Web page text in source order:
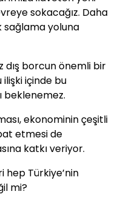
sokacağız. Daha
sağlama yoluna
dış borcun önemli bir
ilişki içinde bu
beklenemez.
ekonominin çeşitli
etmesi de
katkı veriyor.
hep Türkiye’nin
mi?